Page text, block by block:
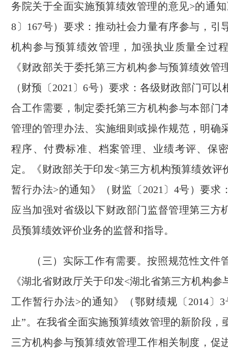
务院关于全面实施预算绩效管理的意见>的通
8〕167号）要求：推动社会力量有序参与，引
机构参与预算绩效管理，加强执业质量全过
《财政部关于委托第三方机构参与预算绩效管
（财预〔2021〕6号）要求：各级财政部门可以
合工作需要，制定委托第三方机构参与本部门
管理的管理办法、实施细则或操作规范，明确
程序、付费标准、档案管理、业绩考评、保
定。《财政部关于印发<第三方机构预算绩效评
暂行办法>的通知》（财监〔2021〕4号）要求
应当加强对省级以下财政部门监督管理第三方
员预算绩效评价业务的监督和指导。
（三）实际工作有需要。按照规范性文件
《湖北省财政厅关于印发<湖北省第三方机构参
工作暂行办法>的通知》（鄂财绩规〔2014〕
止”。在我省全面实施预算绩效管理的新阶段，
三方机构参与预算绩效管理工作相关制度，促